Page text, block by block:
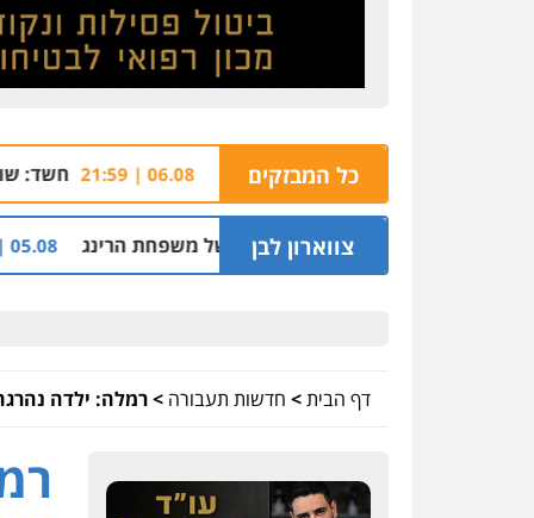
כל המבזקים
06.08 | 21:59 חשד: שורד מסיבת הנובה
צווארון לבן
ההלוואות של משפחת הרינג 05.08 | 16:14 שלושה
דף הבית> חדשות תעבורה >רמלה: ילדה